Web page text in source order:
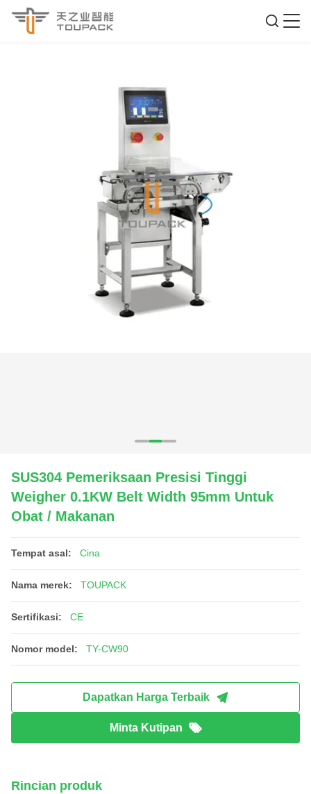
SUS304 Pemeriksaan Presisi Tinggi
Weigher 0.1KW Belt Width 95mm Untuk
Obat / Makanan
Tempat asal: Cina
Nama merek: TOUPACK
Sertifikasi: CE
Nomor model: TY-CW90
Dapatkan Harga Terbaik
Minta Kutipan
Rincian produk